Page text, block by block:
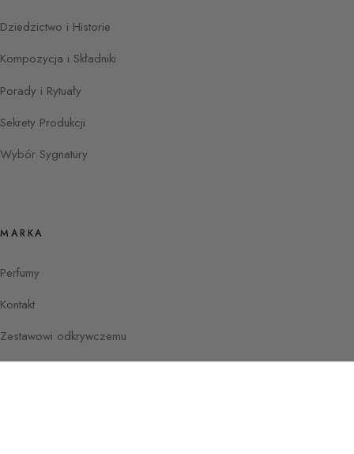
Dziedzictwo i Historie
Kompozycja i Składniki
Porady i Rytuały
Sekrety Produkcji
Wybór Sygnatury
MARKA
Perfumy
Kontakt
Zestawowi odkrywczemu